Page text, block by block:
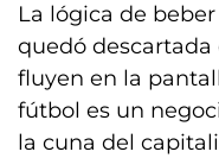
La lógica de
quedó
fluyen en la
fútbol es un
la cuna del